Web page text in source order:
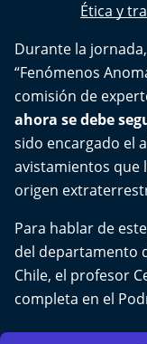
Más de 100 Días
Tu Mereces Ser
Efemérides
Del Fin del Mundo
Deportes
Ética y
Durante la
“Fenómenos
comisión de
ahora se debe
sido encargado el
avistamientos que
origen
Para hablar de
del departamento
Chile, el profesor
completa en el